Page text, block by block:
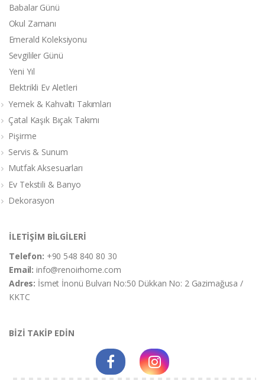
Babalar Günü
Okul Zamanı
Emerald Koleksiyonu
Sevgililer Günü
Yeni Yıl
Elektrikli Ev Aletleri
Yemek & Kahvaltı Takımları
Çatal Kaşık Bıçak Takımı
Pişirme
Servis & Sunum
Mutfak Aksesuarları
Ev Tekstili & Banyo
Dekorasyon
İLETİŞİM BİLGİLERİ
Telefon: +90 548 840 80 30
Email:info@renoirhome.com
Adres: İsmet İnonü Bulvarı No:50 Dükkan No: 2 Gazimağusa /
KKTC
BİZİ TAKİP EDİN